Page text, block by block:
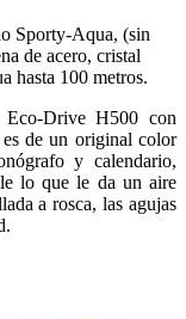
Sporty-Aqua, (sin
de acero, cristal
hasta 100 metros.
Drive H500 con
es de un original color
y calendario,
lo que le da un aire
a rosca, las agujas